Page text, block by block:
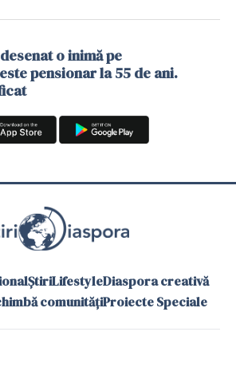
o inimă pe
pensionar la 55 de ani.
ȘtiriLifestyleDiaspora creativă
comunitățiProiecte Speciale